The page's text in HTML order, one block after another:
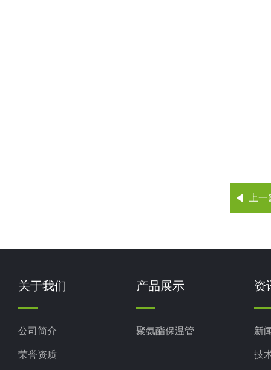
上
关于我们
公司简介
荣誉资质
产品展示
聚氨酯保温管
资
新
技